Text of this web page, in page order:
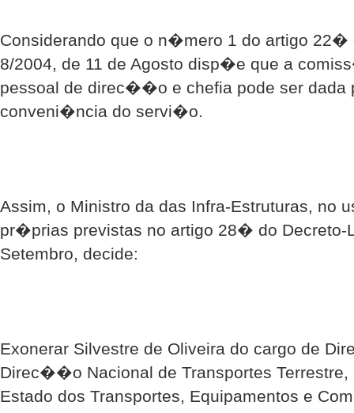
Considerando que o n�mero 1 do artigo
8/2004, de 11 de Agosto disp�e que a
pessoal de direc��o e chefia pode ser dada
conveni�ncia do servi�o.
Assim, o Ministro da das Infra-Estruturas, no
pr�prias previstas no artigo 28� do
Setembro, decide:
Exonerar Silvestre de Oliveira do cargo de
Direc��o Nacional de Transportes Terrestre,
Estado dos Transportes, Equipamentos e